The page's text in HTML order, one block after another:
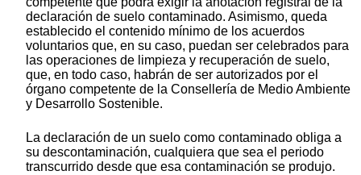
declaración de suelo contaminado. Asimismo, queda
establecido el contenido mínimo de los acuerdos
voluntarios que, en su caso, puedan ser celebrados para
las operaciones de limpieza y recuperación de suelo,
que, en todo caso, habrán de ser autorizados por el
órgano competente de la Consellería de Medio Ambiente
y Desarrollo Sostenible.
La declaración de un suelo como contaminado obliga a
su descontaminación, cualquiera que sea el periodo
transcurrido desde que esa contaminación se produjo.